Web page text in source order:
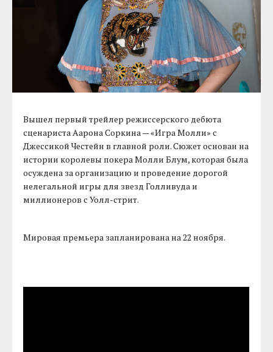
Вышел первый трейлер режиссерского дебюта
сценариста Аарона Соркина — «Игра Молли» с
Джессикой Честейн в главной роли. Сюжет основан на
истории королевы покера Молли Блум, которая была
осуждена за организацию и проведение дорогой
нелегальной игры для звезд Голливуда и
миллионеров с Уолл-стрит.
Мировая премьера запланирована на 22 ноября.